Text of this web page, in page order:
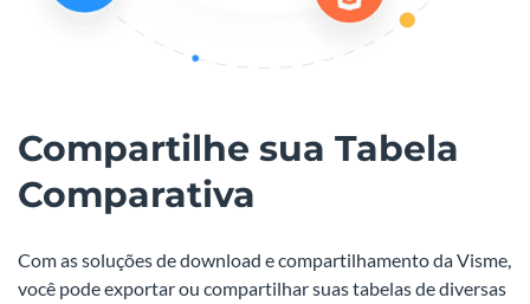
Compartilhe sua Tabela
Comparativa
Com as soluções de download e compartilhamento da Visme,
você pode exportar ou compartilhar suas tabelas de diversas